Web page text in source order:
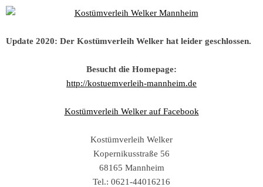
Update 2020: Der Kostümverleih Welker hat leider geschlossen.
Besucht die Homepage:
http://kostuemverleih-mannheim.de
Kostümverleih Welker auf Facebook
Kostümverleih Welker
Kopernikusstraße 56
68165 Mannheim
Tel.: 0621-44016216